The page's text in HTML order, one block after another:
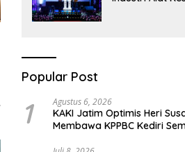
Popular Post
1 Agustus 6, 2026
KAKI Jatim Optimis Heri
Membawa KPPBC Kediri